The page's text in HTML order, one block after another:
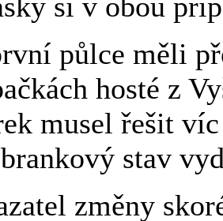
půlce měli
hosté z
musel řešit
stav
změny